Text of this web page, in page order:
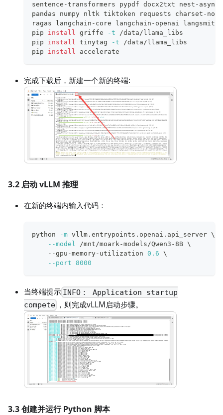
sentence-transformers pypdf docx2txt nest-
pandas numpy nltk tiktoken requests charset-
ragas langchain-core langchain-openai
pip install griffe -t /data/llama_libs
pip install tinytag -t /data/llama_libs
pip install accelerate
完成下载后，新建一个新的终端:
3.2 启动 vLLM 推理
在新的终端内输入代码：
python -m vllm.entrypoints.openai.api_server \
--model
/mnt/moark-models/Qwen3-8B \
    --gpu-memory-utilization
0.6 \
--port 8000
当终端提示 INFO： Application startup
compete ，则完成vLLM启动步骤。
3.3 创建并运行 Python 脚本